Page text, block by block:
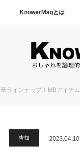
KnowerMagとは
ラインナップ！MBアイテ
告知 2023.04.10